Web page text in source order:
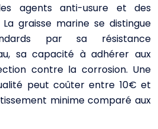
agents anti-usure et des
graisse marine se distingue
par sa résistance
sa capacité à adhérer aux
contre la corrosion. Une
peut coûter entre 10€ et
minime comparé aux